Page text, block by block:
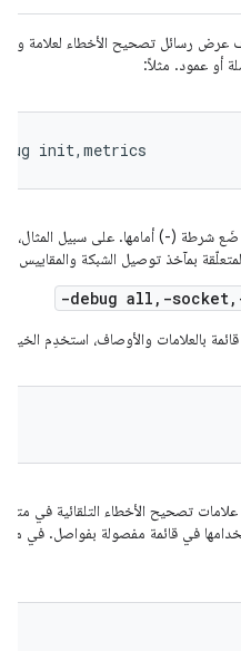
عرض رسائل تصحيح الأخطاء لعلامة
أو عمود. مثلاً:
init,metrics
ضَع شرطة (-) أمامها. على سبيل المثال،
بمآخذ توصيل الشبكة والمقاييس:
-debug all,-
بالعلامات والأوصاف، استخدِم الخيار
تصحيح الأخطاء التلقائية في متغيّر
في قائمة مفصولة بفواصل. في